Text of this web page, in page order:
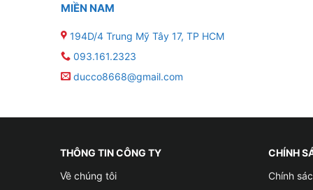
MIỀN NAM
194D/4 Trung Mỹ Tây 17, TP HCM
093.161.2323
ducco8668@gmail.com
THÔNG TIN CÔNG TY
Về chúng tôi
CHÍNH
Chính